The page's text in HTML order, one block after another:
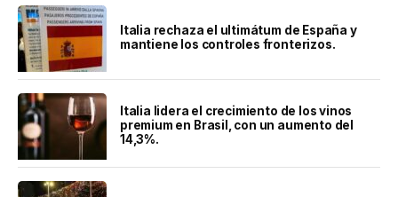
Italia rechaza el ultimátum de España y
mantiene los controles fronterizos.
Italia lidera el crecimiento de los vinos
premium en Brasil, con un aumento del
14,3%.